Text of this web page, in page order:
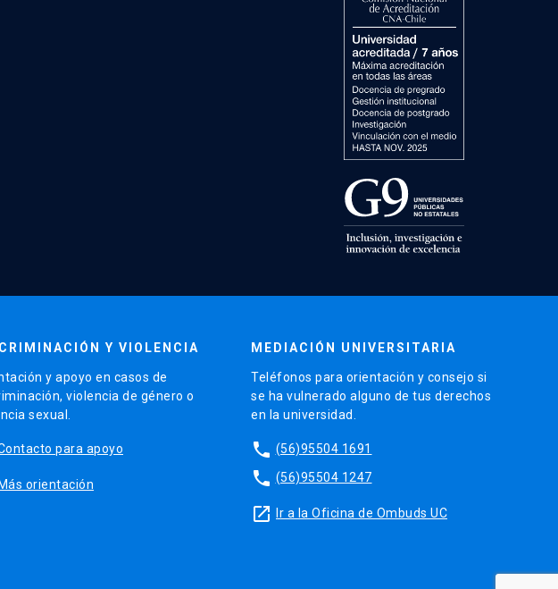
Y VIOLENCIA
y apoyo en casos de
violencia de género o
sexual.
para apoyo
Más orientación
MEDIACIÓN UNIVERSITARIA
Teléfonos para orientación y consejo si
se ha vulnerado alguno de tus derechos
en la universidad.
phone (56)95504 1691
phone (56)95504 1247
launch Ir a la Oficina de Ombuds UC